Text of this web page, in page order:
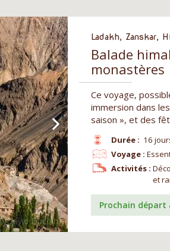
Ladakh, Zanskar,
Balade
monastères
Ce voyage,
immersion dans
saison », et des
Durée : 16
Voyage :
Activités :
et
Prochain départ